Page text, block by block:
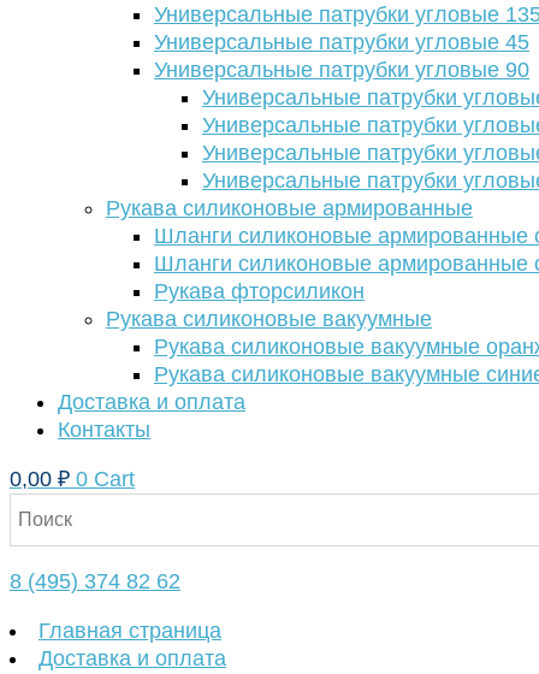
Универсальные патрубки угловые
Универсальные патрубки угловые 45
Универсальные патрубки угловые 90
Универсальные патрубки
Универсальные патрубки
Универсальные патрубки
Универсальные патрубки
Рукава силиконовые армированные
Шланги силиконовые армированные
Шланги силиконовые армированные
Рукава фторсиликон
Рукава силиконовые вакуумные
Рукава силиконовые вакуумные
Рукава силиконовые вакуумные
Доставка и оплата
Контакты
0,00 ₽ 0 Cart
8 (495) 374 82 62
Главная страница
Доставка и оплата